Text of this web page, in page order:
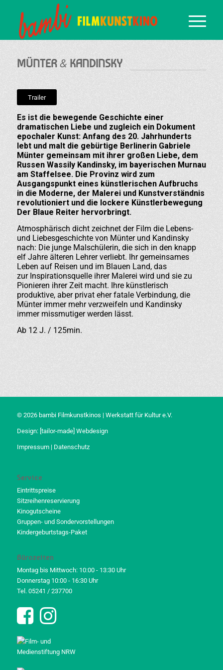
MÜNTER& KANDINSKY
Trailer
Es ist die bewegende Geschichte einer
dramatischen Liebe und zugleich ein Dokument
epochaler Kunst: Anfang des 20. Jahrhunderts
lebt und malt die gebürtige Berlinerin Gabriele
Münter gemeinsam mit ihrer großen Liebe, dem
Russen Wassily Kandinsky, im bayerischen Murnau
am Staffelsee. Die Provinz wird zum
Ausgangspunkt eines künstlerischen Aufbruchs
in die Moderne, der Malerei und Kunstverständnis
revolutioniert und die lockere Künstlerbewegung
Der Blaue Reiter hervorbringt.
Atmosphärisch dicht zeichnet der Film die Lebens-
und Liebesgeschichte von Münter und Kandinsky
nach: Die junge Malschülerin, die sich in den knapp
elf Jahre älteren Lehrer verliebt. Ihr gemeinsames
Leben auf Reisen und im Blauen Land, das
zur Inspirationsquelle ihrer Malerei wird und sie zu
Pionieren ihrer Zeit macht. Ihre künstlerisch
produktive, aber privat eher fatale Verbindung, die
Münter immer mehr verzweifeln und Kandinsky
immer missmutiger werden lässt.
Ab 12 J. / 125min.
© 2026 bambi Filmkunstkinos | Werkstatt für Kultur e.V.
Design: [tailor-made] Webdesign
Impressum| Datenschutz
Service
Eintrittspreise
Sitzreihenreservierung
Kinogutscheine
Gruppen- und Sondervorstellungen
Kindergeburtstags-Paket
Bürozeiten
Montag bis Mittwoch: 10:00 - 13:30 Uhr
Donnerstag 10:00 - 16:30 Uhr
Tel. 05241 / 237700